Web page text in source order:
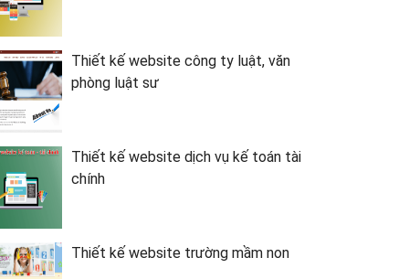
Thiết kế website công ty luật, văn
phòng luật sư
Thiết kế website dịch vụ kế toán tài
chính
Thiết kế website trường mầm non